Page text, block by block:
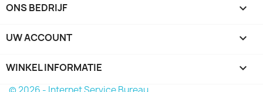
ONS BEDRIJF 
UW ACCOUNT 
WINKEL INFORMATIE keyboard_arrow_down